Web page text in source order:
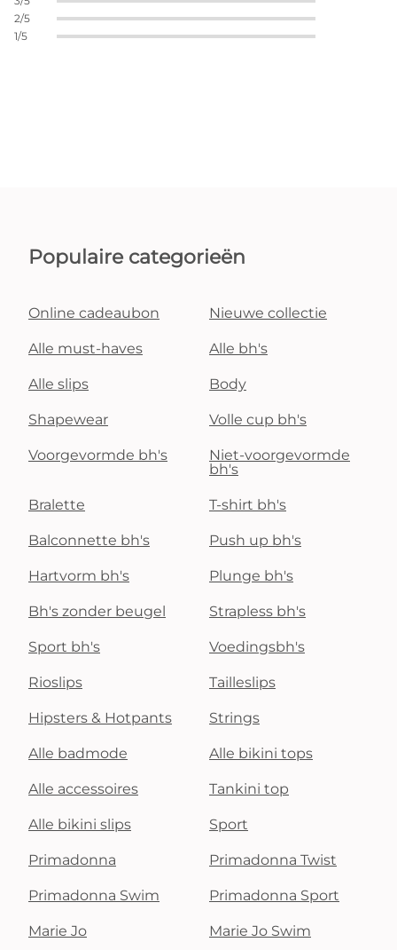
2/5
1/5
Populaire categorieën
Online cadeaubon Nieuwe collectie
Alle must-haves Alle bh's
Alle slips Body
Shapewear Volle cup bh's
Voorgevormde bh's
Niet-voorgevormde
bh's
Bralette T-shirt bh's
Balconnette bh's Push up bh's
Hartvorm bh's Plunge bh's
Bh's zonder beugel Strapless bh's
Sport bh's Voedingsbh's
Rioslips Tailleslips
Hipsters & Hotpants Strings
Alle badmode Alle bikini tops
Alle accessoires Tankini top
Alle bikini slips Sport
Primadonna Primadonna Twist
Primadonna Swim Primadonna Sport
Marie Jo Marie Jo Swim